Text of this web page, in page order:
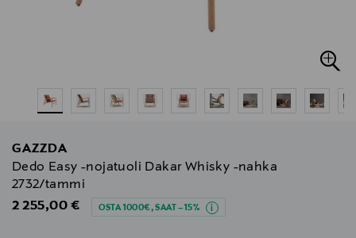
GAZZDA
Dedo Easy -nojatuoli Dakar Whisky -nahka
2732/tammi
Original Price
2 255,00 € OSTA 1000€, SAAT –15%